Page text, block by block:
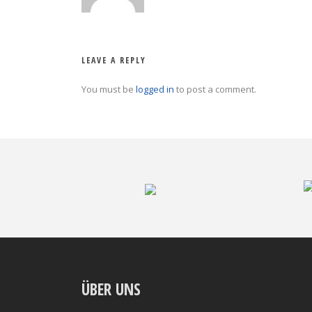
LEAVE A REPLY
You must be logged in to post a comment.
ÜBER UNS